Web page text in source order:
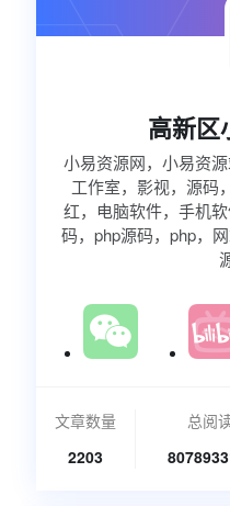
高新区
小易资源网，小易资
工作室，影视，源码
红，电脑软件，手机
码，php源码，php，
文章数量
2203
总阅